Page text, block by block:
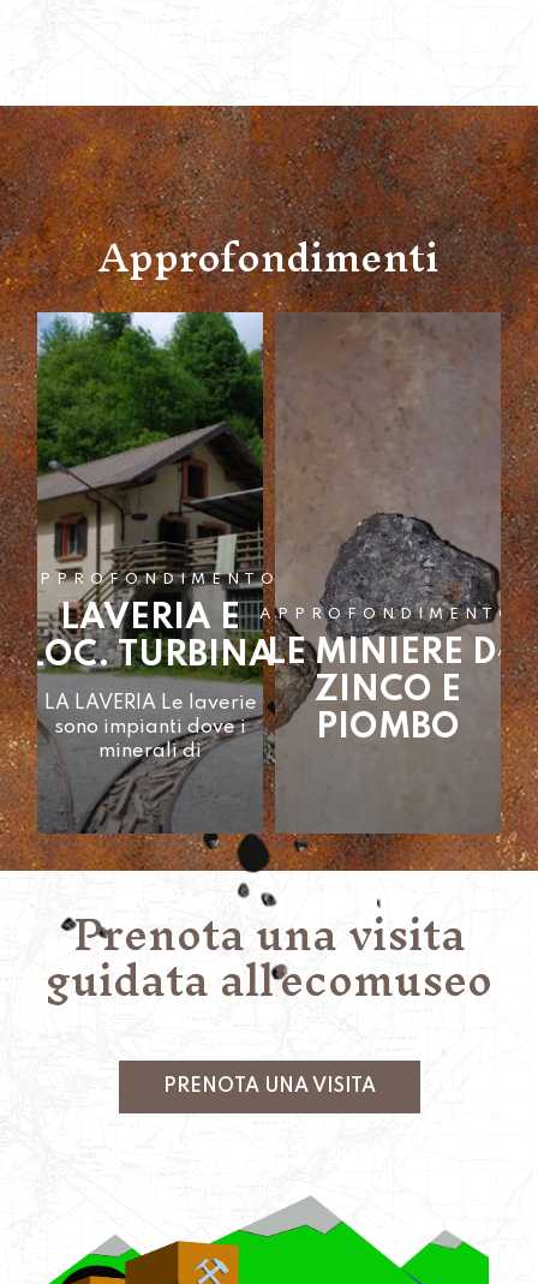
Approfondimenti
APPROFONDIMENTO
LAVERIA E
LOC. TURBINA
LA LAVERIA Le laverie
sono impianti dove i
minerali di
APPROFONDIMENTO
LE MINIERE DI
ZINCO E
PIOMBO
Prenota una visita
guidata all'ecomuseo
PRENOTA UNA VISITA